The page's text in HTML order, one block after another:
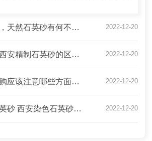
基本特性石英砂是由硅氧化物（SiO2）
组成的一种自然无机物质，主要分布于
地壳表层。西安石英砂产量较多，以其
结晶度高、硬度大、颜色纯净等特点而
行业。二、
◎ 与普通砂相比，天然石英砂有何不同？陕西石英砂厂家为您在线解答 2022-12-20
◎ 普通石英砂和西安精制石英砂的区别竟然是这样的！ 2022-12-20
◎ 陕西石英砂选购应该注意哪些方面？石英砂选购过程中的注意要点 2022-12-20
◎ 什么是染色石英砂 西安染色石英砂应用领域全解析 2022-12-20